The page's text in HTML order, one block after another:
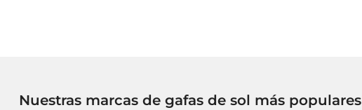
Nuestras marcas de gafas de sol más populares